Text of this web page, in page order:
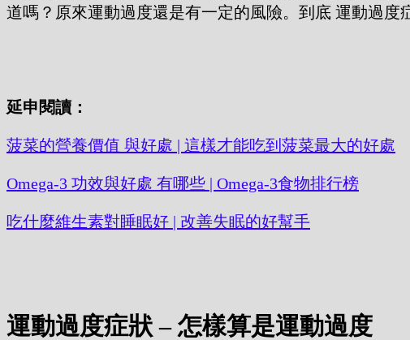
道嗎？原來運動過度還是有一定的風險。到底 運動過度
延申閱讀：
菠菜的營養價值 與好處 | 這樣才能吃到菠菜最大的好處
Omega-3 功效與好處 有哪些 | Omega-3食物排行榜
吃什麼維生素對睡眠好 | 改善失眠的好幫手
運動過度症狀 – 怎樣算是運動過度